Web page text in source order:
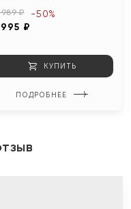
989 ₽
₽
-50%
КУПИТЬ
ПОДРОБНЕЕ